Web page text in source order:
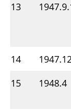
13
14
15
1948.4